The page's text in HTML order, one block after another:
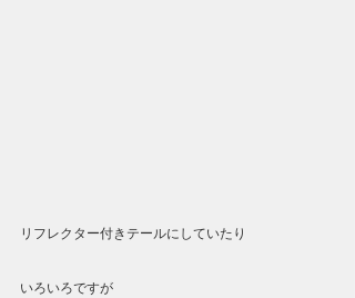
リフレクター付きテールにしていたり
いろいろですが